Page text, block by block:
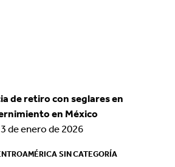
de retiro con seglares en
en México
de enero de 2026
SIN CATEGORÍA
de retiro con seglares en
en México
de enero de 2026
SIN CATEGORÍA